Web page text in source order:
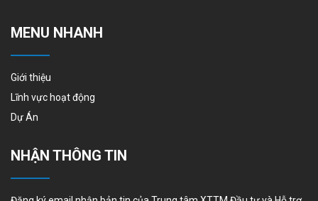
MENU NHANH
Giới thiệu
Lĩnh vực hoạt động
Dự Án
NHẬN THÔNG TIN